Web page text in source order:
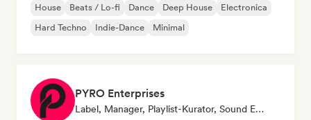
House Beats / Lo-fi Dance Deep House
Electronica
Hard Techno
Indie-Dance Minimal
PYRO Enterprises
Label, Manager, Playlist-Kurator, Sound Experte